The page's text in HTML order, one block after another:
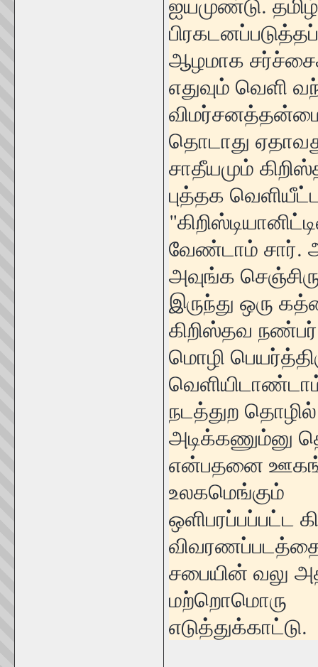
ஆழமாக
எதுவும் வெளி
தொடாது
சாதீயமும்
புத்தக
வேண்டாம் சார்.
அவுங்க
இருந்து ஒரு
கிறிஸ்தவ
மொழி
நடத்துற
அடிக்கணும்னு
என்பதனை
உலகமெங்கும்
ஒளிபரப்பப்பட்ட
சபையின் வலு
மற்றொமொரு
எடுத்துக்காட்டு.